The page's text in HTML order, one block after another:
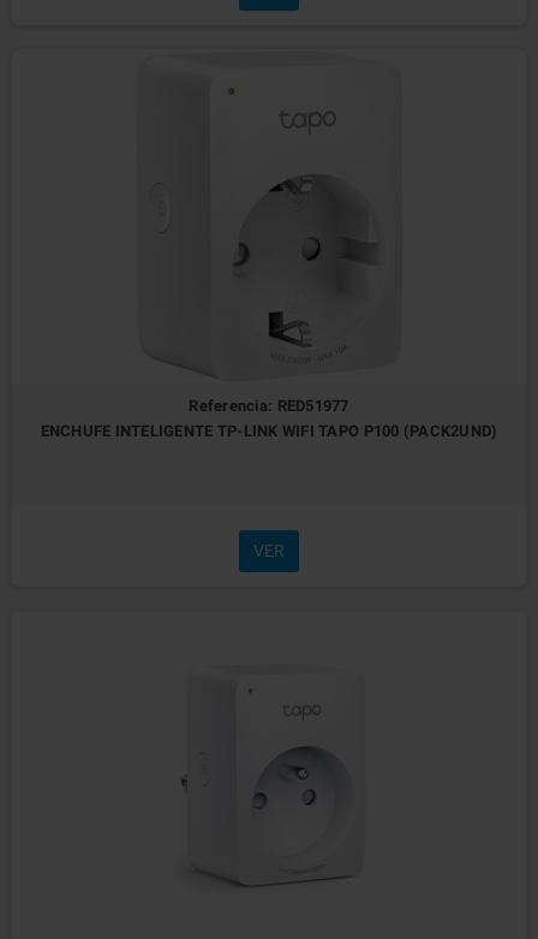
Referencia: RED51977
ENCHUFE INTELIGENTE TP-LINK WIFI TAPO P100 (PACK2UND)
VER